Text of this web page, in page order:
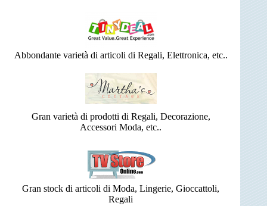
Abbondante varietà di articoli di Regali, Elettronica, etc..
Gran varietà di prodotti di Regali, Decorazione,
Accessori Moda, etc..
Gran stock di articoli di Moda, Lingerie, Gioccattoli,
Regali